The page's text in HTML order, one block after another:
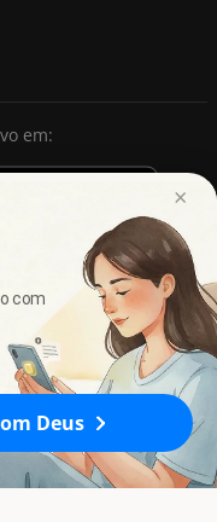
Ezequiel 45
em:
×
com
Deus